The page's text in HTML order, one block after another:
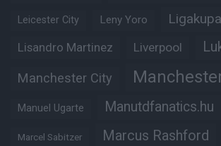
Leicester City Leny Yoro Ligakupa
Lisandro Martinez Liverpool
Manchester City
Manuel Ugarte Manutdfanatics.hu
Marcel Sabitzer Marcus Rashford